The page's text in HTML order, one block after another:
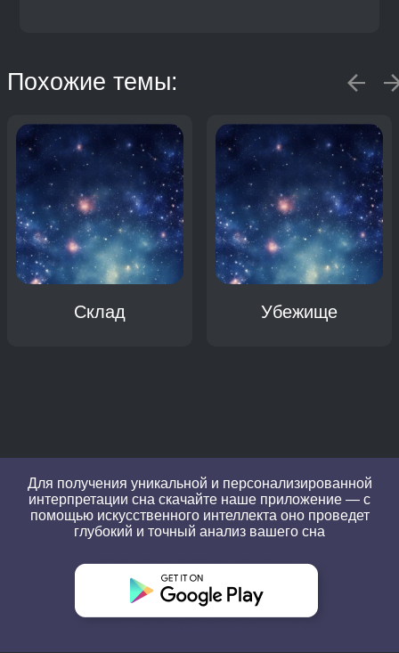
Похожие темы:
Склад Убежище
Для получения уникальной и персонализированной
интерпретации сна скачайте наше приложение — с
помощью искусственного интеллекта оно проведет
глубокий и точный анализ вашего сна